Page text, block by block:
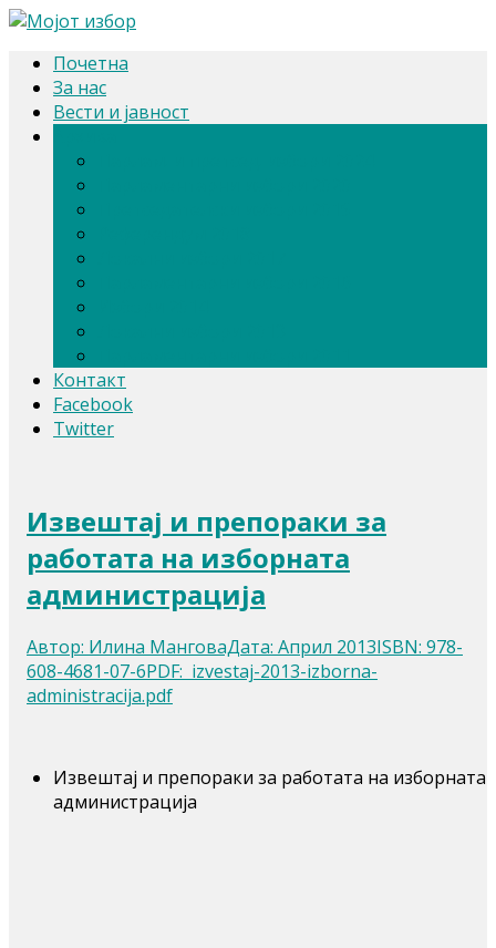
Почетна
За нас
Вести и јавност
Контакт
Facebook
Twitter
Извештај и препораки за
работата на изборната
администрација
Автор: Илина МанговаДата: Април 2013ISBN: 978-
608-4681-07-6PDF: izvestaj-2013-izborna-
administracija.pdf
Извештај и препораки за работата на изборната
администрација